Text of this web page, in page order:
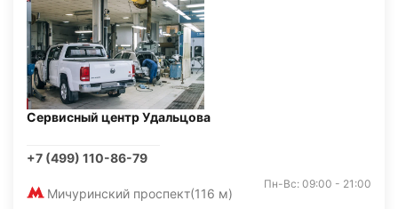
Сервисный центр Удальцова
+7 (499) 110-86-79
Мичуринский проспект(116 м)
Пн-Вс: 09:00 - 21:00